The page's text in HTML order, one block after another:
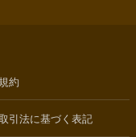
約
引法に基づく表記